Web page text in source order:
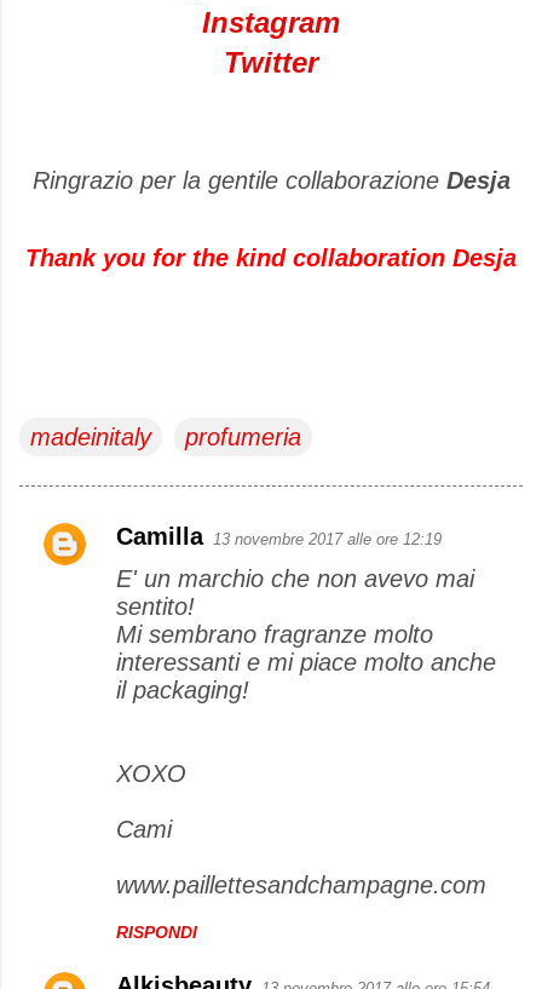
Instagram
Twitter
Ringrazio per la gentile collaborazione Desja
Thank you for the kind collaboration Desja
madeinitaly profumeria
C
Camilla 13 novembre 2017 alle ore 12:19
E' un marchio che non avevo mai
sentito!
Mi sembrano fragranze molto
interessanti e mi piace molto anche
il packaging!
XOXO
Cami
www.paillettesandchampagne.com
RISPONDI